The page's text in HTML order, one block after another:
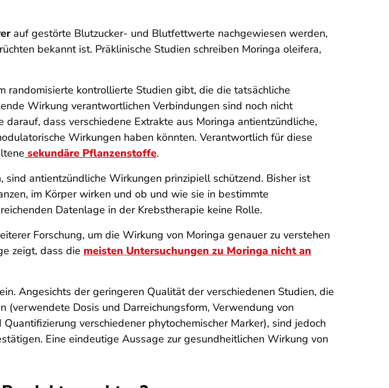
auf gestörte Blutzucker- und Blutfettwerte nachgewiesen werden,
bekannt ist. Präklinische Studien schreiben Moringa oleifera,
randomisierte kontrollierte Studien gibt, die die tatsächliche
Wirkung verantwortlichen Verbindungen sind noch nicht
dass verschiedene Extrakte aus Moringa antientzündliche,
Wirkungen haben könnten. Verantwortlich für diese
sekundäre Pflanzenstoffe.
sind antientzündliche Wirkungen prinzipiell schützend. Bisher ist
im Körper wirken und ob und wie sie in bestimmte
Datenlage in der Krebstherapie keine Rolle.
Forschung, um die Wirkung von Moringa genauer zu verstehen
zeigt, dass die meisten Untersuchungen zu Moringa nicht an
Angesichts der geringeren Qualität der verschiedenen Studien, die
(verwendete Dosis und Darreichungsform, Verwendung von
verschiedener phytochemischer Marker), sind jedoch
Eine eindeutige Aussage zur gesundheitlichen Wirkung von